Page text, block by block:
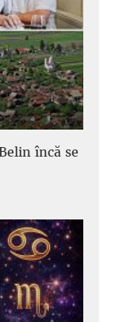
încă se